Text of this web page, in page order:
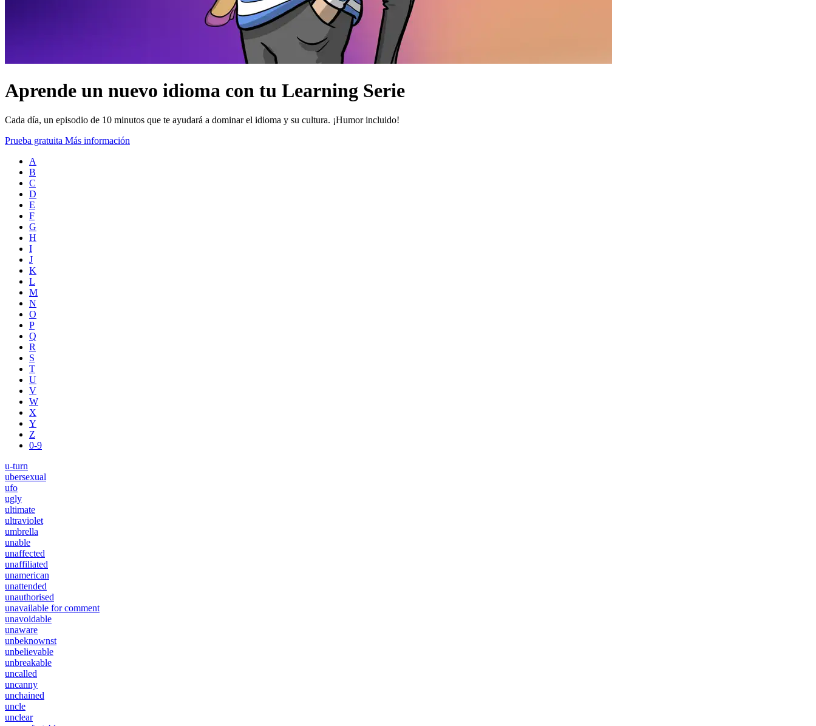
Aprende un nuevo idioma con tu Learning Serie
Cada día, un episodio de 10 minutos que te ayudará a dominar el idioma y su cultura. ¡Humor incluido!
Prueba gratuita Más información
A
B
C
D
E
F
G
H
I
J
K
L
M
N
O
P
Q
R
S
T
U
V
W
X
Y
Z
0-9
u-turn
ubersexual
ufo
ugly
ultimate
ultraviolet
umbrella
unable
unaffected
unaffiliated
unamerican
unattended
unauthorised
unavailable for comment
unavoidable
unaware
unbeknownst
unbelievable
unbreakable
uncalled
uncanny
unchained
uncle
unclear